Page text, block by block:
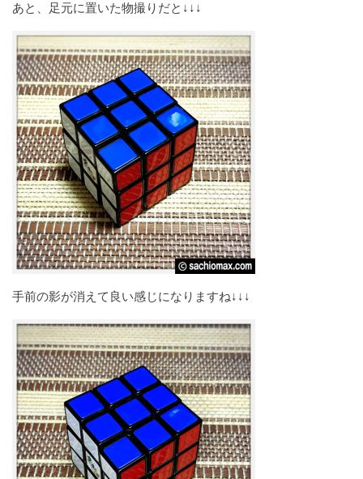
あと、足元に置いた物撮りだと↓↓↓
手前の影が消えて良い感じになりますね↓↓↓